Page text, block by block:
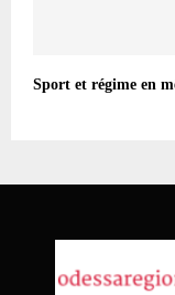
Sport et régime en